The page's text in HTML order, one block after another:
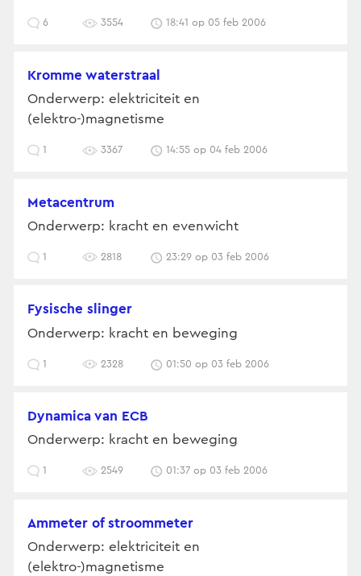
6 3554 18:41 op 05 feb 2006
kromme waterstraal
Onderwerp: elektriciteit en
(elektro-)magnetisme
1 3367 14:55 op 04 feb 2006
metacentrum
Onderwerp: kracht en evenwicht
1 2818 23:29 op 03 feb 2006
fysische slinger
Onderwerp: kracht en beweging
1 2328 01:50 op 03 feb 2006
Dynamica van ECB
Onderwerp: kracht en beweging
1 2549 01:37 op 03 feb 2006
ammeter of stroommeter
Onderwerp: elektriciteit en
(elektro-)magnetisme